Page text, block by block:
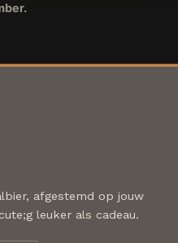
afgestemd op jouw
leuker als cadeau.